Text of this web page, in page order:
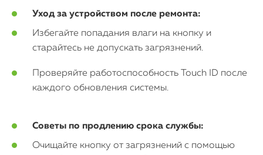
Уход за устройством после ремонта:
Избегайте попадания влаги на кнопку и
старайтесь не допускать загрязнений.
Проверяйте работоспособность Touch ID после
каждого обновления системы.
Советы по продлению срока службы:
Очищайте кнопку от загрязнений с помощью